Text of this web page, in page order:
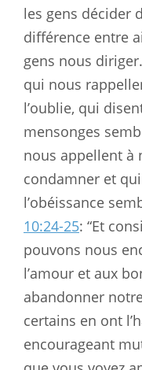
les gens décider
différence entre
gens nous
qui nous
l’oublie, qui
mensonges
nous appellent à
condamner et
l’obéissance
10:24-25: “Et
pouvons nous
l’amour et aux
abandonner
certains en ont
encourageant